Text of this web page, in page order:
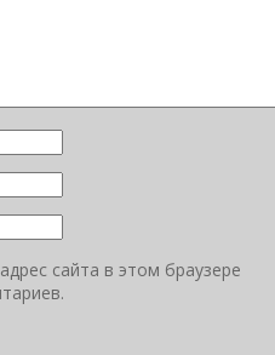
сайта в этом браузере